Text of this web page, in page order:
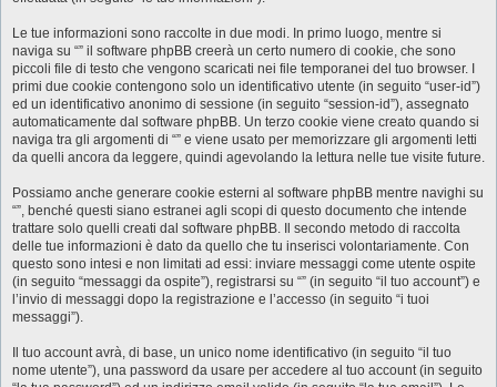
Le tue informazioni sono raccolte in due modi. In primo luogo, mentre si
naviga su “” il software phpBB creerà un certo numero di cookie, che sono
piccoli file di testo che vengono scaricati nei file temporanei del tuo browser. I
primi due cookie contengono solo un identificativo utente (in seguito “user-id”)
ed un identificativo anonimo di sessione (in seguito “session-id”), assegnato
automaticamente dal software phpBB. Un terzo cookie viene creato quando si
naviga tra gli argomenti di “” e viene usato per memorizzare gli argomenti letti
da quelli ancora da leggere, quindi agevolando la lettura nelle tue visite future.
Possiamo anche generare cookie esterni al software phpBB mentre navighi su
“”, benché questi siano estranei agli scopi di questo documento che intende
trattare solo quelli creati dal software phpBB. Il secondo metodo di raccolta
delle tue informazioni è dato da quello che tu inserisci volontariamente. Con
questo sono intesi e non limitati ad essi: inviare messaggi come utente ospite
(in seguito “messaggi da ospite”), registrarsi su “” (in seguito “il tuo account”) e
l’invio di messaggi dopo la registrazione e l’accesso (in seguito “i tuoi
messaggi”).
Il tuo account avrà, di base, un unico nome identificativo (in seguito “il tuo
nome utente”), una password da usare per accedere al tuo account (in seguito